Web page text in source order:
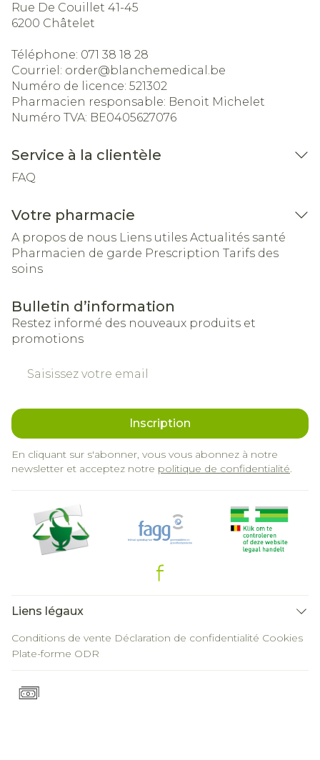
Rue De Couillet 41-45
6200 Châtelet
Téléphone: 071 38 18 28
Courriel: order@blanchemedical.be
Numéro de licence: 521302
Pharmacien responsable: Benoit Michelet
Numéro TVA: BE0405627076
Service à la clientèle
FAQ
Votre pharmacie
A propos de nous Liens utiles Actualités santé
Pharmacien de garde Prescription Tarifs des
soins
Bulletin d’information
Restez informé des nouveaux produits et
promotions
Inscription
En cliquant sur s'abonner, vous vous abonnez à notre
newsletter et acceptez notre politique de confidentialité.
Liens légaux
Conditions de vente Déclaration de confidentialité Cookies
Plate-forme ODR